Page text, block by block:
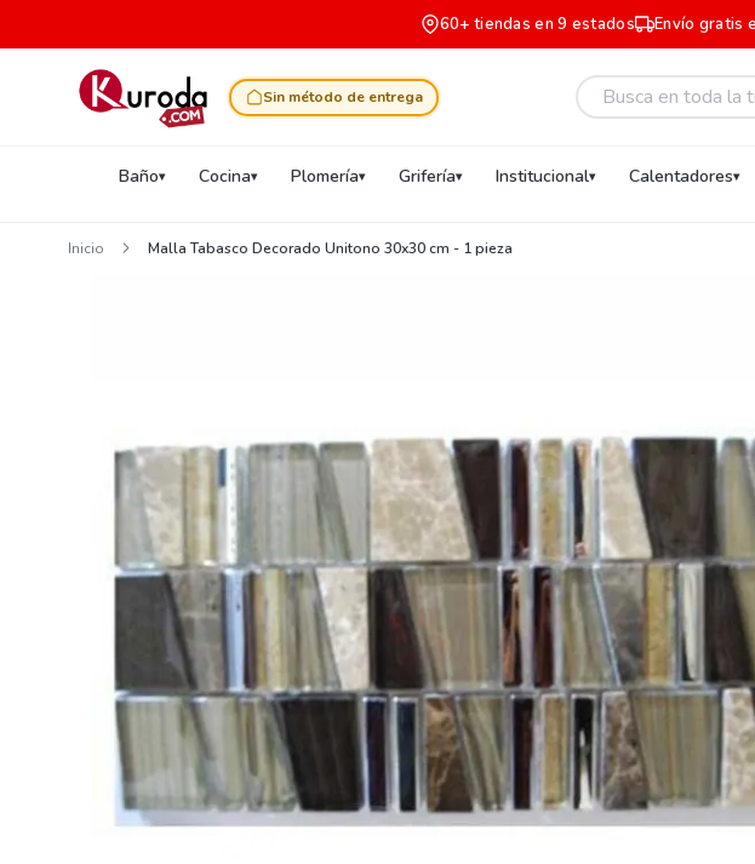
60+ tiendas en 9 estados Envío gratis
Sin método de entrega
Baño Cocina Plomería Grifería Institucional Calentadores
Inicio Malla Tabasco Decorado Unitono 30x30 cm - 1 pieza